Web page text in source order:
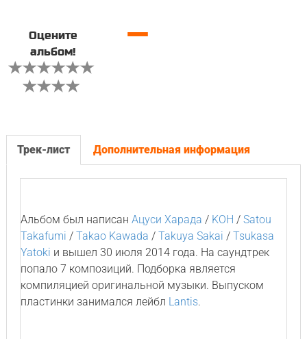
Оцените
альбом!
—
Трек-лист Дополнительная информация
Альбом был написан Ацуси Харада / KOH / Satou
Takafumi / Takao Kawada / Takuya Sakai / Tsukasa
Yatoki и вышел 30 июля 2014 года. На саундтрек
попало 7 композиций. Подборка является
компиляцией оригинальной музыки. Выпуском
пластинки занимался лейбл Lantis.